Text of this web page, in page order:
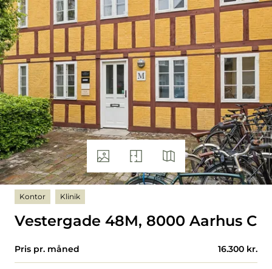
Kontor Klinik
Vestergade 48M, 8000 Aarhus C
Pris pr. måned 16.300 kr.